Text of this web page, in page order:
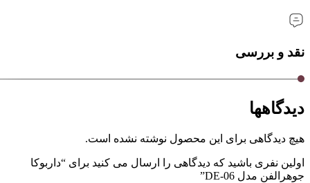
نقد و بررسی
دیدگاهها
هیچ دیدگاهی برای این محصول نوشته نشده است.
اولین نفری باشید که دیدگاهی را ارسال می کنید برای “داربوکا
جوهرالفن مدل DE-06”